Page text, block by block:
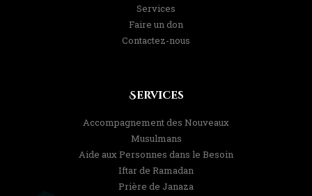
Services
Faire un don
Contactez-nous
Services
Accompagnement des Nouveaux
Musulmans
Aide aux Personnes dans le Besoin
Iftar de Ramadan
Prière de Janaza